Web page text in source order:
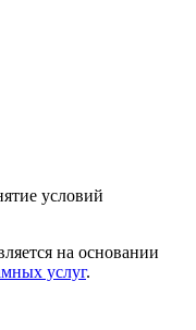
условий
на основании
услуг.